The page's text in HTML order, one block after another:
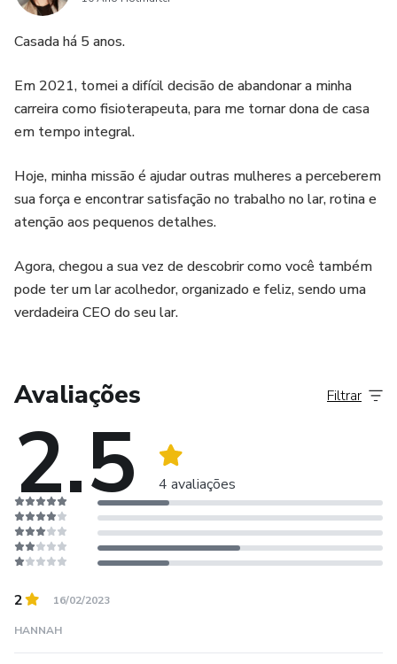
Casada há 5 anos.
Em 2021, tomei a difícil decisão de abandonar a minha
carreira como fisioterapeuta, para me tornar dona de casa
em tempo integral.
Hoje, minha missão é ajudar outras mulheres a perceberem
sua força e encontrar satisfação no trabalho no lar, rotina e
atenção aos pequenos detalhes.
Agora, chegou a sua vez de descobrir como você também
pode ter um lar acolhedor, organizado e feliz, sendo uma
verdadeira CEO do seu lar.
Avaliações
2.5 4 avaliações
Filtrar
2 16/02/2023
HANNAH